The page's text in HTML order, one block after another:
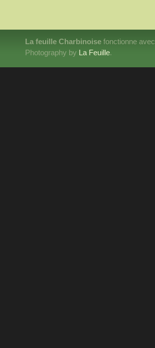
La feuille Charbinoise fonctionne avec
Photography by La Feuille.